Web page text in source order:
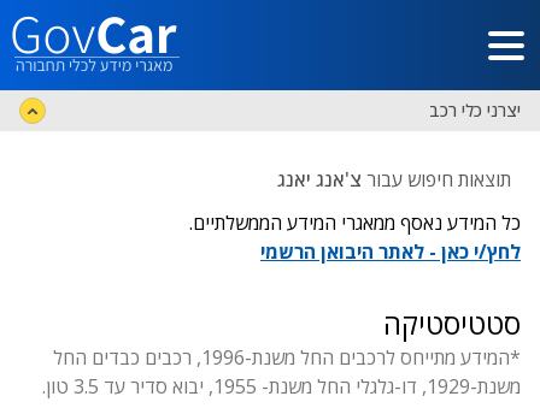
דלג לתוכן הראשי
יצרני כלי רכב
תוצאות חיפוש עבור צ'אנג יאנג
כל המידע נאסף ממאגרי המידע הממשלתיים.
לחץ/י כאן - לאתר היבואן הרשמי
סטטיסטיקה
*המידע מתייחס לרכבים החל משנת-1996, רכבים כבדים החל
משנת-1929, דו-גלגלי החל משנת- 1955, יבוא סדיר עד 3.5 טון.